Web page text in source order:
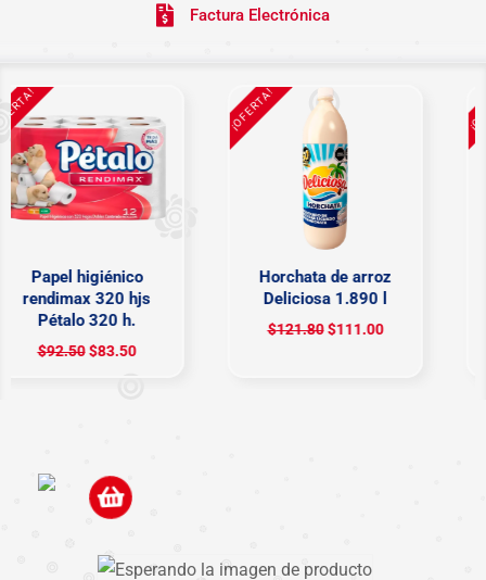
Factura Electrónica
Papel higiénico
rendimax 320 hjs
Pétalo 320 h.
$92.50$83.50
¡OFERTA!
Horchata de arroz
Deliciosa 1.890 l
$121.80$111.00